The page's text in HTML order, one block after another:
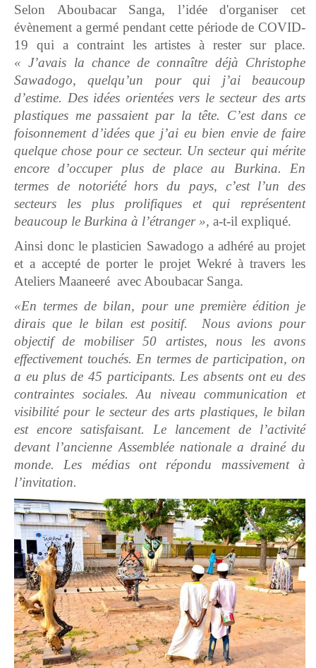
Selon Aboubacar Sanga, l’idée d'organiser cet
évènement a germé pendant cette période de COVID-
19 qui a contraint les artistes à rester sur place.
« J’avais la chance de connaître déjà Christophe
Sawadogo, quelqu’un pour qui j’ai beaucoup
d’estime. Des idées orientées vers le secteur des arts
plastiques me passaient par la tête. C’est dans ce
foisonnement d’idées que j’ai eu bien envie de faire
quelque chose pour ce secteur. Un secteur qui mérite
encore d’occuper plus de place au Burkina. En
termes de notoriété hors du pays, c’est l’un des
secteurs les plus prolifiques et qui représentent
beaucoup le Burkina à l’étranger », a-t-il expliqué.
Ainsi donc le plasticien Sawadogo a adhéré au projet
et a accepté de porter le projet Wekré à travers les
Ateliers Maaneeré avec Aboubacar Sanga.
«En termes de bilan, pour une première édition je
dirais que le bilan est positif. Nous avions pour
objectif de mobiliser 50 artistes, nous les avons
effectivement touchés. En termes de participation, on
a eu plus de 45 participants. Les absents ont eu des
contraintes sociales. Au niveau communication et
visibilité pour le secteur des arts plastiques, le bilan
est encore satisfaisant. Le lancement de l’activité
devant l’ancienne Assemblée nationale a drainé du
monde. Les médias ont répondu massivement à
l’invitation.